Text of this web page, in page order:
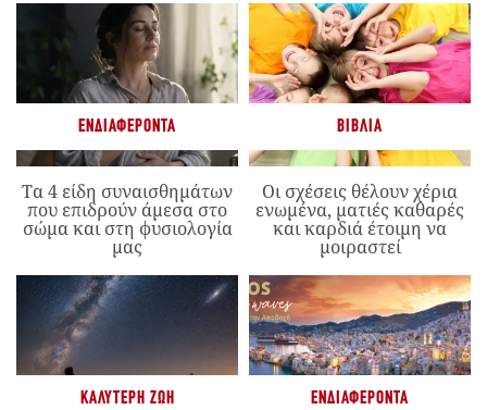
ΕΝΔΙΑΦΈΡΟΝΤΑ
Τα 4 είδη συναισθημάτων
που επιδρούν άμεσα στο
σώμα και στη φυσιολογία
μας
ΒΙΒΛΊΑ
Οι σχέσεις θέλουν χέρια
ενωμένα, ματιές καθαρές
και καρδιά έτοιμη να
μοιραστεί
ΚΑΛΎΤΕΡΗ ΖΩΉ ΕΝΔΙΑΦΈΡΟΝΤΑ